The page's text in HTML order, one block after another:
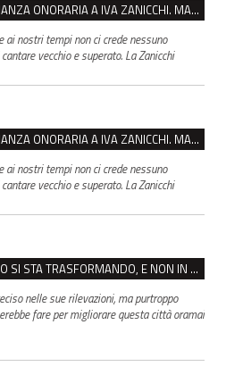
VENTASSO, SÌ ALLA CITTADINANZA ONORARIA A IVA ZANICCHI. MA BARGIACCHI: “È DI PESSIMO GUSTO”
ai nostri tempi non ci crede nessuno
vecchio e superato. La Zanicchi
VENTASSO, SÌ ALLA CITTADINANZA ONORARIA A IVA ZANICCHI. MA BARGIACCHI: “È DI PESSIMO GUSTO”
ai nostri tempi non ci crede nessuno
vecchio e superato. La Zanicchi
IL CENTRO STORICO DI REGGIO SI STA TRASFORMANDO, E NON IN MEGLIO
nelle sue rilevazioni, ma purtroppo
fare per migliorare questa città oramai